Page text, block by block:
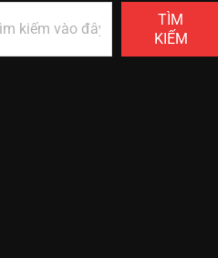
TÌM
KIẾM